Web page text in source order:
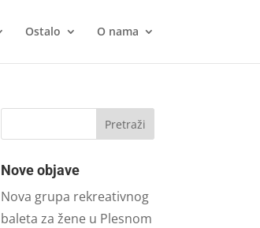
Ostalo O nama
Nove objave
Nova grupa rekreativnog
baleta za žene u Plesnom